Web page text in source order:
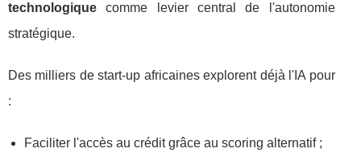
technologique comme levier central de l'autonomie
stratégique.
Des milliers de start-up africaines explorent déjà l'IA pour
:
Faciliter l'accès au crédit grâce au scoring alternatif ;